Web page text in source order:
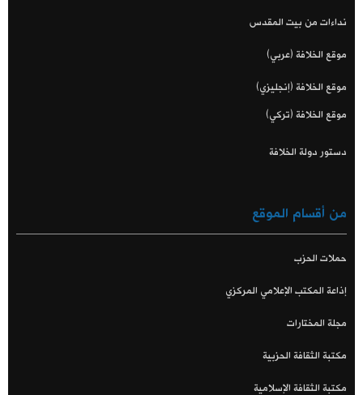
نداءات من بيت المقدس
موقع الخلافة (عربي)
موقع الخلافة (إنجليزي)
موقع الخلافة (تركي)
دستور دولة الخلافة
من أقسام الموقع
حملات الحزب
إذاعة المكتب الإعلامي المركزي
مجلة المختارات
مكتبة الثقافة الحزبية
مكتبة الثقافة الإسلامية